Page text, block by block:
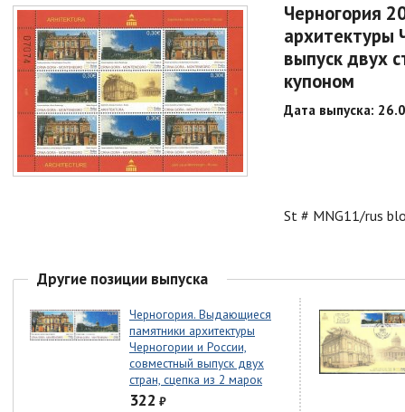
Черногория
архитектуры
выпуск двух
купоном
Дата выпуска:
St # MNG11/rus
Другие позиции выпуска
Черногория. Выдающиеся
памятники архитектуры
Черногории и России,
совместный выпуск двух
стран, сцепка из 2 марок
322 ₽